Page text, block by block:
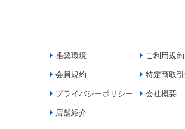
推奨環境 ご利用規約
会員規約 特定商取
プライバシーポリシー 会社概要
店舗紹介